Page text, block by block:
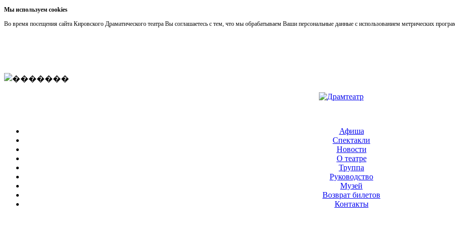
Мы используем cookies
Во время посещения сайта Кировского Драматического театра Вы соглашаетесь с тем, что мы обрабатываем Ваши персональные данные с использованием метрических
Афиша
Спектакли
Новости
О театре
Труппа
Руководство
Музей
Возврат билетов
Контакты